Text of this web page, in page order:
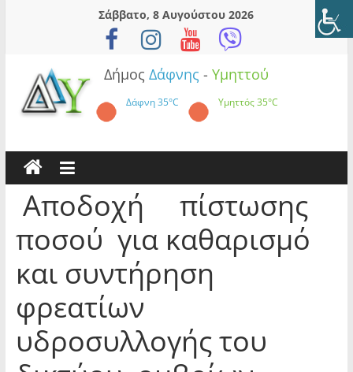
Σάββατο, 8 Αυγούστου 2026
Δήμος Δάφνης - Υμηττού
Δάφνη35°C Υμηττός35°C
Αποδοχή πίστωσης
ποσού για καθαρισμό
και συντήρηση
φρεατίων
υδροσυλλογής του